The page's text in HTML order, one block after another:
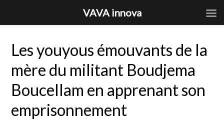
Les youyous émouvants de la
mère du militant Boudjema
Boucellam en apprenant son
emprisonnement
VAVA innova